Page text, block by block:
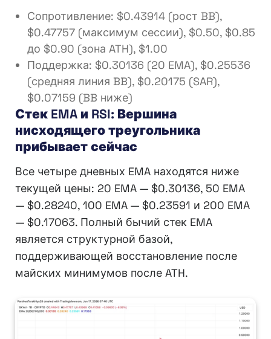
Сопротивление: $0.43914 (рост BB),
$0.47757 (максимум сессии), $0.50, $0.85
до $0.90 (зона ATH), $1.00
Поддержка: $0.30136 (20 EMA), $0.25536
(средняя линия BB), $0.20175 (SAR),
$0.07159 (BB ниже)
Стек EMA и RSI: Вершина
нисходящего треугольника
прибывает сейчас
Все четыре дневных EMA находятся ниже
текущей цены: 20 EMA — $0.30136, 50 EMA
— $0.28240, 100 EMA — $0.23591 и 200 EMA
— $0.17063. Полный бычий стек EMA
является структурной базой,
поддерживающей восстановление после
майских минимумов после ATH.